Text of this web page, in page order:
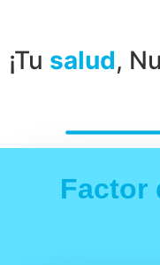
¡Tu salud,
Factor